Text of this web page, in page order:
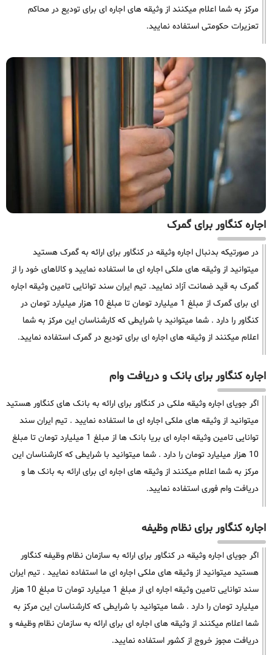
مرکز به شما اعلام میکنند از وثیقه های اجاره ای برای تودیع در محاکم
تعزیرات حکومتی استفاده نمایید.
اجاره کنگاور برای گمرک
در صورتیکه بدنبال اجاره وثیقه در کنگاور برای ارائه به گمرک هستید
میتوانید از وثیقه های ملکی اجاره ای ما استفاده نمایید و کالاهای خود را از
گمرک به قید ضمانت آزاد نمایید. تیم ایران سند توانایی تامین وثیقه اجاره
ای برای گمرک از مبلغ 1 میلیارد تومان تا مبلغ 10 هزار میلیارد تومان در
کنگاور را دارد . شما میتوانید با شرایطی که کارشناسان این مرکز به شما
اعلام میکنند از وثیقه های اجاره ای برای تودیع در گمرک استفاده نمایید.
اجاره کنگاور برای بانک و دریافت وام
اگر جویای اجاره وثیقه ملکی در کنگاور برای ارائه به بانک های کنگاور هستید
میتوانید از وثیقه های ملکی اجاره ای ما استفاده نمایید . تیم ایران سند
توانایی تامین وثیقه اجاره ای بریا بانک ها از مبلغ 1 میلیارد تومان تا مبلغ
10 هزار میلیارد تومان را دارد . شما میتوانید با شرایطی که کارشناسان این
مرکز به شما اعلام میکنند از وثیقه های اجاره ای برای ارائه به بانک ها و
دریافت وام فوری استفاده نمایید.
اجاره کنگاور برای نظام وظیفه
اگر جویای اجاره وثیقه در کنگاور برای ارائه به سازمان نظام وظیفه کنگاور
هستید میتوانید از وثیقه های ملکی اجاره ای ما استفاده نمایید . تیم ایران
سند توانایی تامین وثیقه اجاره ای از مبلغ 1 میلیارد تومان تا مبلغ 10 هزار
میلیارد تومان را دارد . شما میتوانید با شرایطی که کارشناسان این مرکز به
شما اعلام میکنند از وثیقه های اجاره ای برای ارائه به سازمان نظام وظیفه و
دریافت مجوز خروج از کشور استفاده نمایید.